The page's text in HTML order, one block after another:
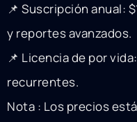
📌 Suscripción anual:
y reportes avanzados.
📌 Licencia de por
recurrentes.
Nota : Los precios